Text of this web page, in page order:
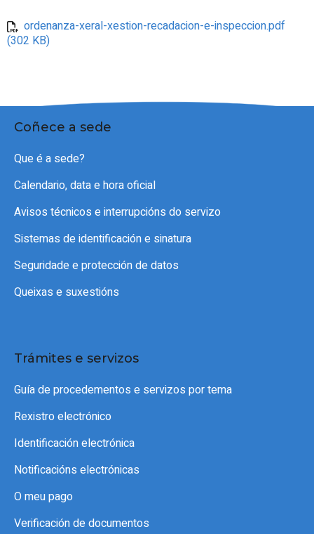
ordenanza-xeral-xestion-recadacion-e-inspeccion.pdf
(302 KB)
Coñece a sede
Que é a sede?
Calendario, data e hora oficial
Avisos técnicos e interrupcións do servizo
Sistemas de identificación e sinatura
Seguridade e protección de datos
Queixas e suxestións
Trámites e servizos
Guía de procedementos e servizos por tema
Rexistro electrónico
Identificación electrónica
Notificacións electrónicas
O meu pago
Verificación de documentos